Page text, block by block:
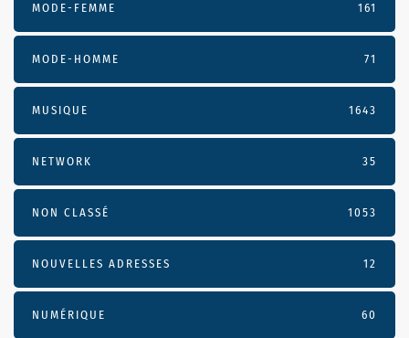
MODE-FEMME 161
MODE-HOMME 71
MUSIQUE 1643
NETWORK 35
NON CLASSÉ 1053
NOUVELLES ADRESSES 12
NUMÉRIQUE 60